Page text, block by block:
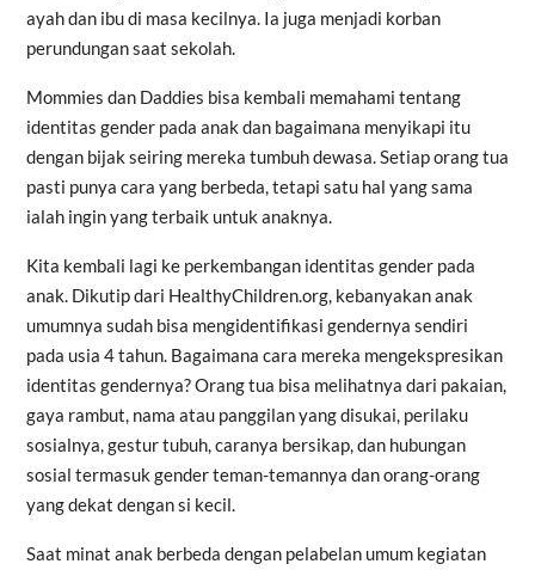
ayah dan ibu di masa kecilnya. Ia juga menjadi korban
perundungan saat sekolah.
Mommies dan Daddies bisa kembali memahami tentang
identitas gender pada anak dan bagaimana menyikapi itu
dengan bijak seiring mereka tumbuh dewasa. Setiap orang tua
pasti punya cara yang berbeda, tetapi satu hal yang sama
ialah ingin yang terbaik untuk anaknya.
Kita kembali lagi ke perkembangan identitas gender pada
anak. Dikutip dari HealthyChildren.org, kebanyakan anak
umumnya sudah bisa mengidentifikasi gendernya sendiri
pada usia 4 tahun. Bagaimana cara mereka mengekspresikan
identitas gendernya? Orang tua bisa melihatnya dari pakaian,
gaya rambut, nama atau panggilan yang disukai, perilaku
sosialnya, gestur tubuh, caranya bersikap, dan hubungan
sosial termasuk gender teman-temannya dan orang-orang
yang dekat dengan si kecil.
Saat minat anak berbeda dengan pelabelan umum kegiatan